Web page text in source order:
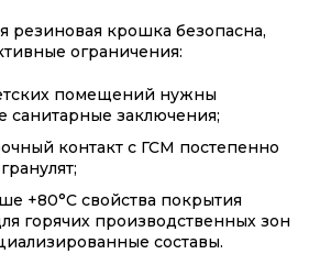
резиновая крошка безопасна,
ограничения:
помещений нужны
санитарные заключения;
контакт с ГСМ постепенно
+80°C свойства покрытия
горячих производственных зон
составы.